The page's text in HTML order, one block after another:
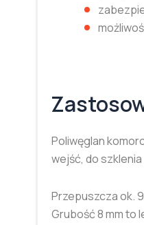
Poliwęglan
wejść, do
Przepuszcza ok.
Grubość 8 mm to